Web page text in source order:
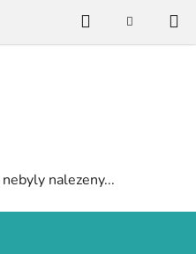
HledatNÁKUPNÍ
nebyly nalezeny...